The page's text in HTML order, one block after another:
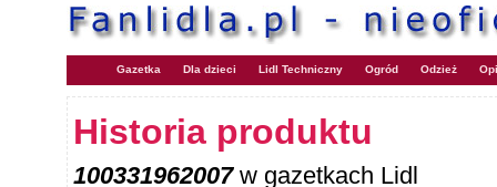
Gazetka Dla dzieci Lidl Techniczny Ogród Odzież
Historia produktu
100331962007w gazetkach Lidl